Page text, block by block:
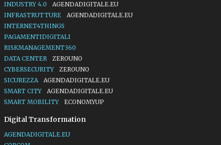
INDUSTRY 4.0
AGENDADIGITALE.EU
INFRASTRUTTURE
AGENDADIGITALE.EU
INTERNET4THINGS
PAGAMENTIDIGITALI
RISKMANAGEMENT360
DATA CENTER
ZEROUNO
CYBERSECURITY
ZEROUNO
SICUREZZA
AGENDADIGITALE.EU
SMART CITY
AGENDADIGITALE.EU
SMART MOBILITY
ECONOMYUP
Digital Transformation
AGENDADIGITALE.EU